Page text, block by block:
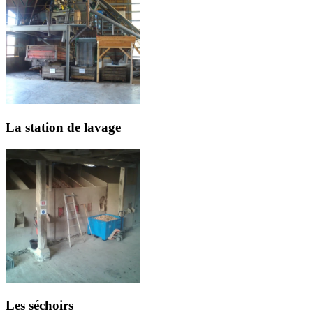
La station de lavage
Les séchoirs